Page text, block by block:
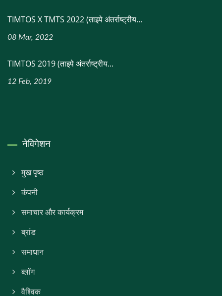
TIMTOS X TMTS 2022 (ताइपे अंतर्राष्ट्रीय...
08 Mar, 2022
TIMTOS 2019 (ताइपे अंतर्राष्ट्रीय...
12 Feb, 2019
नेविगेशन
मुख पृष्ठ
कंपनी
समाचार और कार्यक्रम
ब्रांड
समाधान
ब्लॉग
वैश्विक